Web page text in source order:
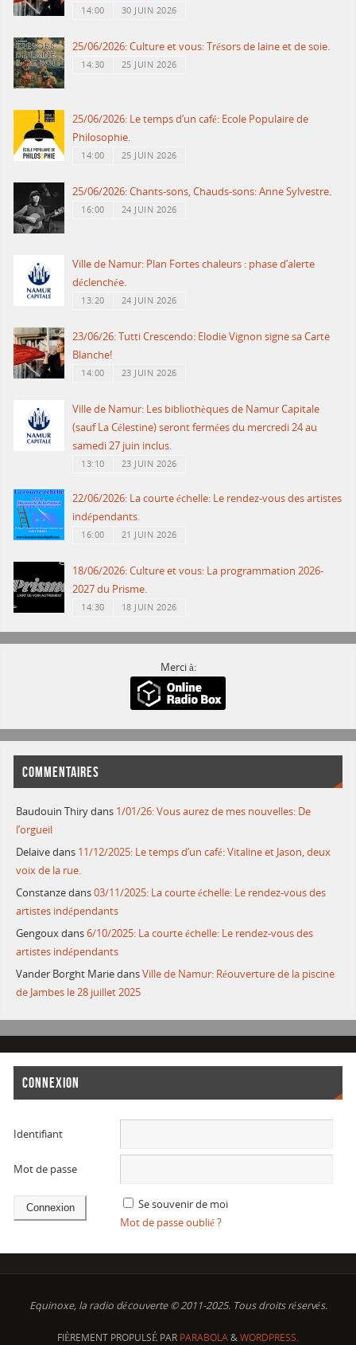
14:00 30 JUIN 2026
25/06/2026: Culture et vous: Trésors de laine et de soie.
14:30 25 JUIN 2026
25/06/2026: Le temps d’un café: Ecole Populaire de
Philosophie.
14:00 25 JUIN 2026
25/06/2026: Chants-sons, Chauds-sons: Anne Sylvestre.
16:00 24 JUIN 2026
Ville de Namur: Plan Fortes chaleurs : phase d’alerte
déclenchée.
13:20 24 JUIN 2026
23/06/26: Tutti Crescendo: Elodie Vignon signe sa Carte
Blanche!
14:00 23 JUIN 2026
Ville de Namur: Les bibliothèques de Namur Capitale
(sauf La Célestine) seront fermées du mercredi 24 au
samedi 27 juin inclus.
13:10 23 JUIN 2026
22/06/2026: La courte échelle: Le rendez-vous des artistes
indépendants.
16:00 21 JUIN 2026
18/06/2026: Culture et vous: La programmation 2026-
2027 du Prisme.
14:30 18 JUIN 2026
Merci à:
COMMENTAIRES
Baudouin Thirydans 1/01/26: Vous aurez de mes nouvelles: De
l’orgueil
Delaivedans 11/12/2025: Le temps d’un café: Vitaline et Jason, deux
voix de la rue.
Constanzedans03/11/2025: La courte échelle: Le rendez-vous des
artistes indépendants
Gengouxdans6/10/2025: La courte échelle: Le rendez-vous des
artistes indépendants
Vander Borght MariedansVille de Namur: Réouverture de la piscine
de Jambes le 28 juillet 2025
CONNEXION
Identifiant
Mot de passe
Se souvenir de moi
Mot de passe oublié ?
Equinoxe, la radio découverte © 2011-2025. Tous droits réservés.
FIÈREMENT PROPULSÉ PAR PARABOLA&WORDPRESS.